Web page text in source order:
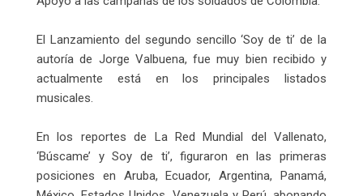
El Lanzamiento del segundo sencillo ‘Soy de ti’ de la
autoría de Jorge Valbuena, fue muy bien recibido y
actualmente está en los principales listados
musicales.
En los reportes de La Red Mundial del Vallenato,
‘Búscame’ y Soy de ti’, figuraron en las primeras
posiciones en Aruba, Ecuador, Argentina, Panamá,